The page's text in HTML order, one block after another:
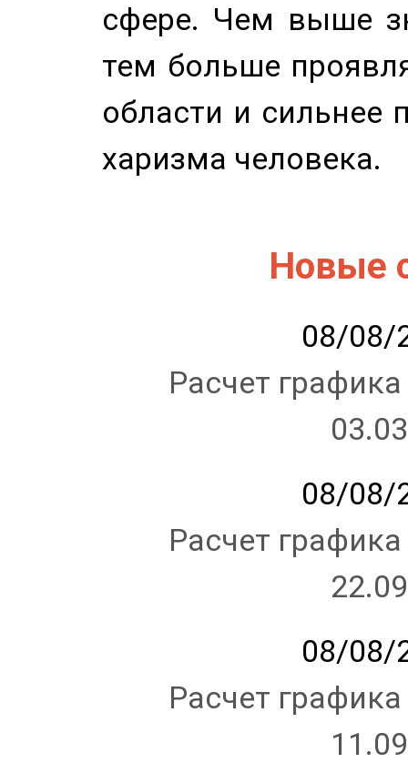
сфере. Чем выше
тем больше
области и сильнее
харизма человека.
Новые
08/08/
Расчет
08/08/
Расчет
08/08/
Расчет